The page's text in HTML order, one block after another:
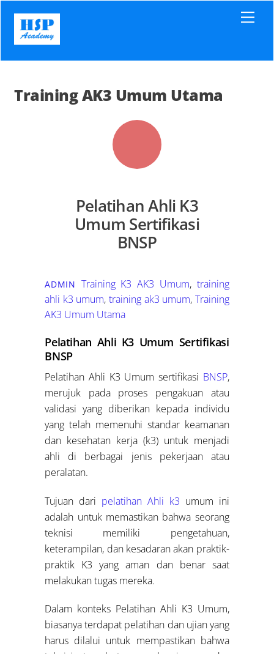
content
Training AK3 Umum Utama
Pelatihan Ahli K3
Umum Sertifikasi
BNSP
ADMIN Training K3 AK3 Umum, training
ahli k3 umum,training ak3 umum, Training
AK3 Umum Utama
Pelatihan Ahli K3 Umum Sertifikasi
BNSP
Pelatihan Ahli K3 Umum sertifikasi BNSP,
merujuk pada proses pengakuan atau
validasi yang diberikan kepada individu
yang telah memenuhi standar keamanan
dan kesehatan kerja (k3) untuk menjadi
ahli di berbagai jenis pekerjaan atau
peralatan.
Tujuan dari pelatihan Ahli k3 umum ini
adalah untuk memastikan bahwa seorang
teknisi memiliki pengetahuan,
keterampilan, dan kesadaran akan praktik-
praktik K3 yang aman dan benar saat
melakukan tugas mereka.
Dalam konteks Pelatihan Ahli K3 Umum,
biasanya terdapat pelatihan dan ujian yang
harus dilalui untuk mempastikan bahwa